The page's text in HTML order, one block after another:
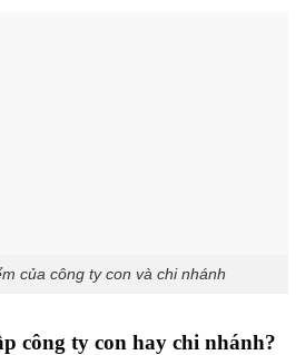
của công ty con và chi nhánh
công ty con hay chi nhánh?